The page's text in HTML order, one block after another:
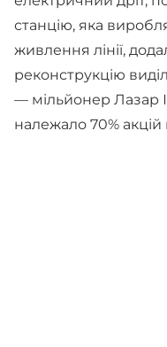
станцію, яка
живлення лінії,
реконструкцію
— мільйонер Лазар
належало 70% акцій